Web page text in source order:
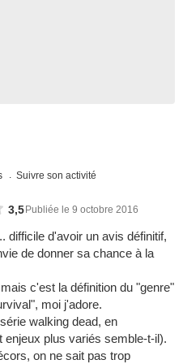
Suivre son activité
3,5Publiée le 9 octobre 2016
difficile d'avoir un avis définitif,
de donner sa chance à la
c'est la définition du "genre"
moi j'adore.
walking dead, en
plus variés semble-t-il).
on ne sait pas trop